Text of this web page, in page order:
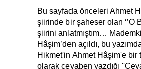
Bu sayfada önceleri Ahmet
şiirinde bir şaheser olan ‘’O
şiirini anlatmıştım…
Hâşim’den açıldı, bu
Hikmet'in Ahmet Hâşim'e bir
olarak cevaben yazdığı